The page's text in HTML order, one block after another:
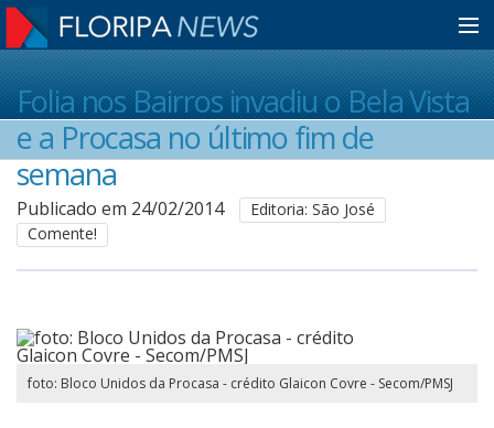
Home
Notícias
Colunistas
Guia de Serviços
Folia nos Bairros invadiu o Bela Vista
e a Procasa no último fim de
semana
Publicado em 24/02/2014
Editoria: São José
Comente!
foto: Bloco Unidos da Procasa - crédito Glaicon Covre - Secom/PMSJ